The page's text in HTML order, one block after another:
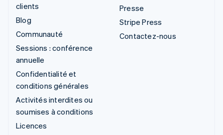
clients
Blog
Communauté
Sessions : conférence
annuelle
Confidentialité et
conditions générales
Activités interdites ou
soumises à conditions
Licences
Presse
Stripe Press
Contactez-nous